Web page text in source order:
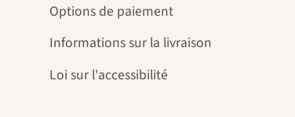
Options de paiement
Informations sur la livraison
Loi sur l'accessibilité